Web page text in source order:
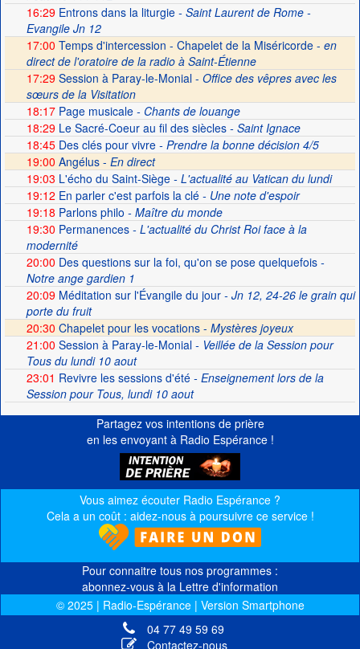
16:29Entrons dans la liturgie- Saint Laurent de Rome -
Evangile Jn 12
17:00 Temps d'intercession - Chapelet de la Miséricorde - en
direct de l'oratoire de la radio à Saint-Étienne
17:29 Session à Paray-le-Monial - Office des vêpres avec les
sœurs de la Visitation
18:17Page musicale- Chants de louange
18:29Le Sacré-Coeur au fil des siècles- Saint Ignace
18:45Des clés pour vivre- Prendre la bonne décision 4/5
19:00 Angélus - En direct
19:03 L'écho du Saint-Siège- L'actualité au Vatican du lundi
19:12 En parler c'est parfois la clé- Une note d'espoir
19:18 Parlons philo - Maître du monde
19:30 Permanences- L'actualité du Christ Roi face à la
modernité
20:00 Des questions sur la foi, qu'on se pose quelquefois-
Notre ange gardien 1
20:09Méditation sur l'Évangile du jour- Jn 12, 24-26 le grain qui
porte du fruit
20:30 Chapelet pour les vocations - Mystères joyeux
21:00 Session à Paray-le-Monial- Veillée de la Session pour
Tous du lundi 10 aout
23:01 Revivre les sessions d'été- Enseignement lors de la
Session pour Tous, lundi 10 aout
Partagez vos intentions de prière
en les envoyant à Radio Espérance !
Vous aimez écouter Radio Espérance ?
Cela a un coût : aidez-nous à poursuivre ce service !
Pour connaitre tous nos programmes :
abonnez-vous à la Lettre d'information
© 2025 | Radio-Espérance | Version Smartphone
04 77 49 59 69
Contactez-nous